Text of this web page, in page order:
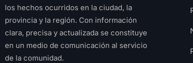
los hechos ocurridos en la ciudad, la
provincia y la región. Con información
clara, precisa y actualizada se constituye
en un medio de comunicación al servicio
de la comunidad.